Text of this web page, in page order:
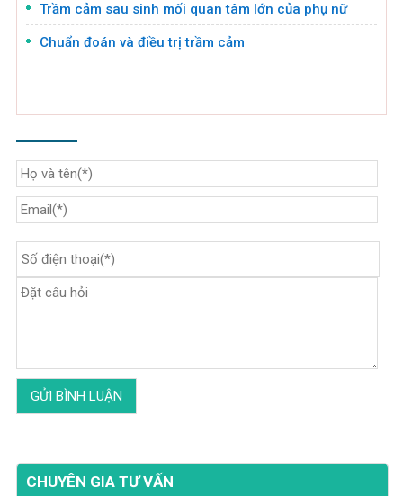
Trầm cảm sau sinh mối quan tâm lớn của phụ nữ
Chuẩn đoán và điều trị trầm cảm
CHUYÊN GIA TƯ VẤN